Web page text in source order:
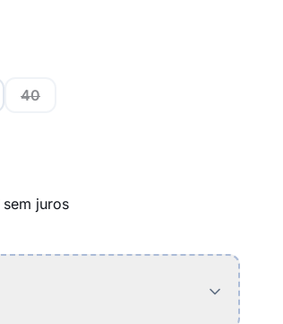
40
sem juros